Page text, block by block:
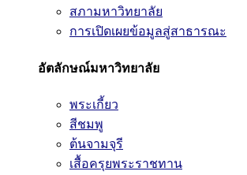
สภามหาวิทยาลัย
การเปิดเผยข้อมูลสู่สาธารณะ
อัตลักษณ์มหาวิทยาลัย
พระเกี้ยว
สีชมพู
ต้นจามจุรี
เสื้อครุยพระราชทาน